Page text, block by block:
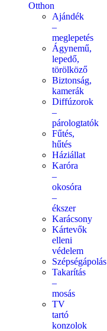
Otthon
Ajándék
–
meglepetés
Ágynemű,
lepedő,
törölköző
Biztonság,
kamerák
Diffúzorok
–
párologtatók
Fűtés,
hűtés
Háziállat
Karóra
–
okosóra
–
ékszer
Karácsony
Kártevők
elleni
védelem
Szépségápolás
Takarítás
–
mosás
TV
tartó
konzolok